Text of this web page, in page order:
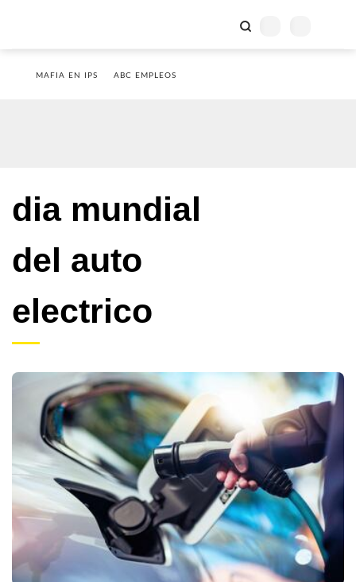
MAFIA EN IPS ABC EMPLEOS
dia mundial
del auto
electrico